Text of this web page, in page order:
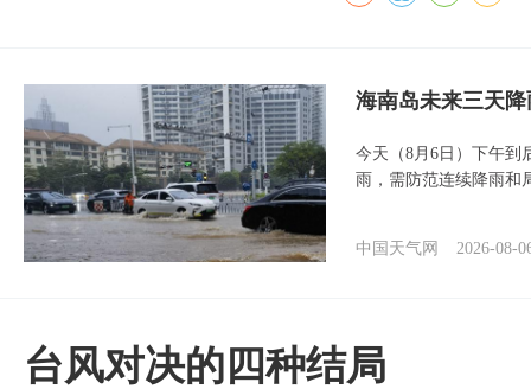
海南岛未来三天
今天（8月6日）下午到
雨，需防范连续降雨和
中国天气网 2026-08-
台风对决的四种结局